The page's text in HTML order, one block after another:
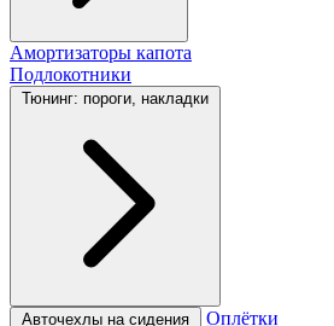
Амортизаторы капота
Подлокотники
Тюнинг: пороги, накладки
Авточехлы на сидения Оплётки